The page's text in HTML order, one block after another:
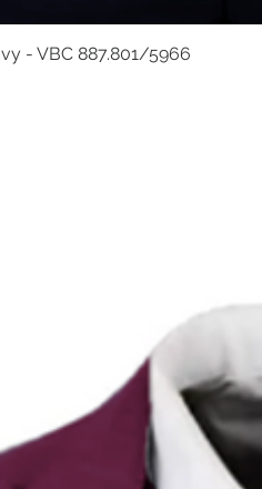
- VBC 887.801/5966